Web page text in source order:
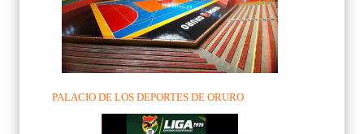
PALACIO DE LOS DEPORTES DE ORURO